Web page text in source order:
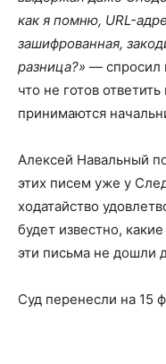
как я помню, URL-
зашифрованная,
разница?» — спросил
что не готов
принимаются
Алексей Навальный
этих писем уже у
ходатайство
будет известно,
эти письма не дошли
Суд перенесли на 15